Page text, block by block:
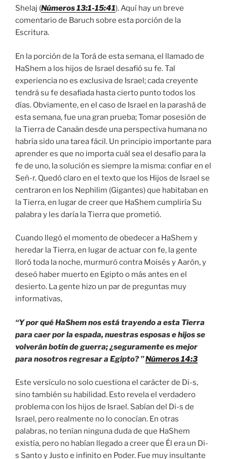
Shelaj (Números 13:1-15:41). Aquí hay un breve
comentario de Baruch sobre esta porción de la
Escritura.
En la porción de la Torá de esta semana, el llamado de
HaShem a los hijos de Israel desafió su fe. Tal
experiencia no es exclusiva de Israel; cada creyente
tendrá su fe desafiada hasta cierto punto todos los
días. Obviamente, en el caso de Israel en la parashá de
esta semana, fue una gran prueba; Tomar posesión de
la Tierra de Canaán desde una perspectiva humana no
habría sido una tarea fácil. Un principio importante para
aprender es que no importa cuál sea el desafío para la
fe de uno, la solución es siempre la misma: confiar en el
Señ-r. Quedó claro en el texto que los Hijos de Israel se
centraron en los Nephilim (Gigantes) que habitaban en
la Tierra, en lugar de creer que HaShem cumpliría Su
palabra y les daría la Tierra que prometió.
Cuando llegó el momento de obedecer a HaShem y
heredar la Tierra, en lugar de actuar con fe, la gente
lloró toda la noche, murmuró contra Moisés y Aarón, y
deseó haber muerto en Egipto o más antes en el
desierto. La gente hizo un par de preguntas muy
informativas,
“Y por qué HaShem nos está trayendo a esta Tierra
para caer por la espada, nuestras esposas e hijos se
volverán botín de guerra; ¿seguramente es mejor
para nosotros regresar a Egipto? ”Números 14:3
Este versículo no solo cuestiona el carácter de Di-s,
sino también su habilidad. Esto revela el verdadero
problema con los hijos de Israel. Sabían del Di-s de
Israel, pero realmente no lo conocían. En otras
palabras, no tenían ninguna duda de que HaShem
existía, pero no habían llegado a creer que Él era un Di-
s Santo y Justo e infinito en Poder. Fue muy insultante